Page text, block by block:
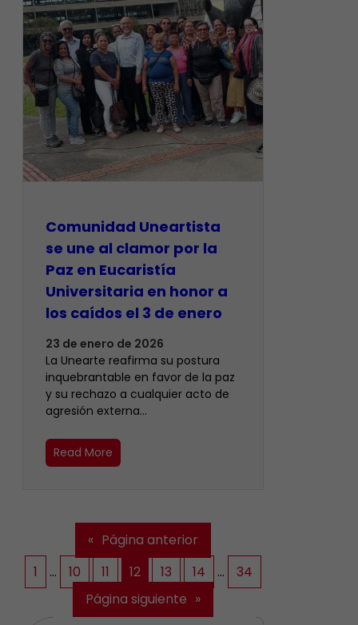
Comunidad Uneartista
se une al clamor por la
Paz en Eucaristía
Universitaria en honor a
los caídos el 3 de enero
23 de enero de 2026
La Unearte reafirma su postura
inquebrantable en favor de la paz
y su rechazo a cualquier acto de
agresión externa…
Read More
« Página anterior
1
… 10 11 12 13 14 …
34
Página siguiente »